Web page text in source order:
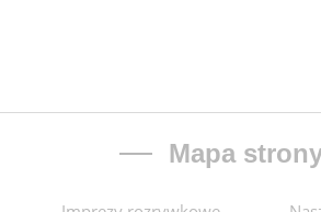
Mapa